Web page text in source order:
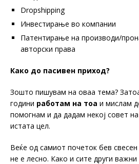
Dropshipping
Инвестирање во компании
Патентирање на производи/
авторски права
Како до пасивен приход?
Зошто пишувам на оваа тема?
години работам на тоа и мислам
помогнам и да дадам некој совет
истата цел.
Веќе од самиот почеток бев
не е лесно. Како и сите други